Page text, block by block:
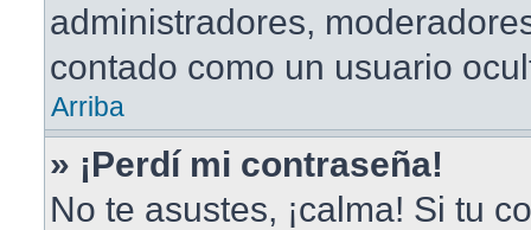
administradores,
contado como un usuario
Arriba
» ¡Perdí mi contraseña!
No te asustes, ¡calma! Si tu